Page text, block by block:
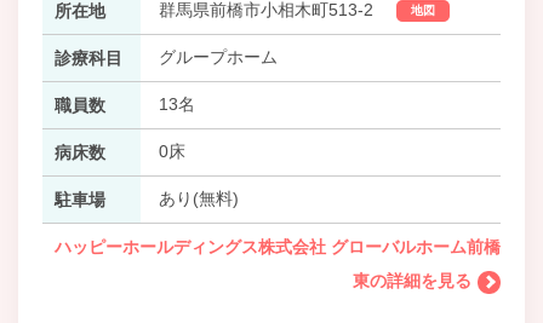
所在地 群馬県前橋市小相木町513-2 地図
診療科目 グループホーム
職員数 13名
病床数 0床
駐車場 あり(無料)
ハッピーホールディングス株式会社 グローバルホーム前橋
東の詳細を見る